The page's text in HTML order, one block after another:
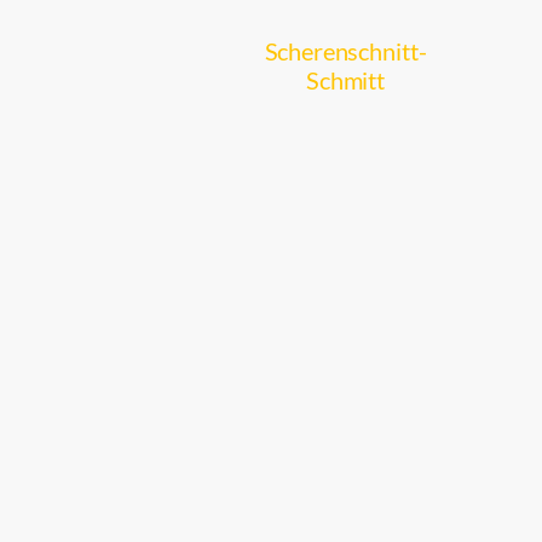
Scherenschnitt-
Schmitt